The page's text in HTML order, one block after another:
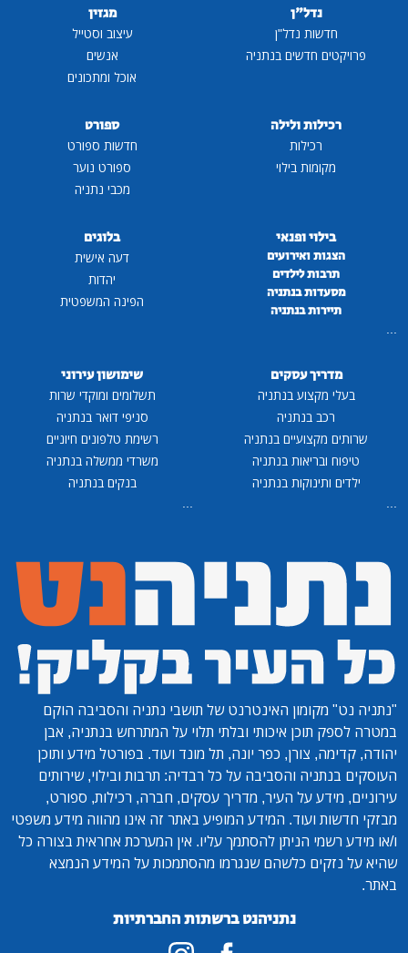
נדל"ן
חדשות נדל"ן
פרויקטים חדשים בנתניה
מגזין
עיצוב וסטייל
אנשים
אוכל ומתכונים
רכילות ולילה
רכילות
מקומות בילוי
ספורט
חדשות ספורט
ספורט נוער
מכבי נתניה
בילוי ופנאי
הצגות ואירועים
תרבות לילדים
מסעדות בנתניה
תיירות בנתניה
...
בלוגים
דעה אישית
יהדות
הפינה המשפטית
מדריך עסקים
בעלי מקצוע בנתניה
רכב בנתניה
שרותים מקצועיים בנתניה
טיפוח ובריאות בנתניה
ילדים ותינוקות בנתניה
...
שימושון עירוני
תשלומים ומוקדי שרות
סניפי דואר בנתניה
רשימת טלפונים חיוניים
משרדי ממשלה בנתניה
בנקים בנתניה
...
"נתניה נט" מקומון האינטרנט של תושבי נתניה והסביבה הוקם
במטרה לספק תוכן איכותי ובלתי תלוי על המתרחש בנתניה, אבן
יהודה, קדימה, צורן, כפר יונה, תל מונד ועוד. בפורטל מידע ותוכן
העוסקים בנתניה והסביבה על כל רבדיה: תרבות ובילוי, שירותים
עירוניים, מידע על העיר, מדריך עסקים, חברה, רכילות, ספורט,
מבזקי חדשות ועוד. המידע המופיע באתר זה אינו מהווה מידע משפטי
ו/או מידע רשמי הניתן להסתמך עליו. אין המערכת אחראית בצורה כל
שהיא על נזקים כלשהם שנגרמו מהסתמכות על המידע הנמצא
באתר.
נתניהנט ברשתות החברתיות